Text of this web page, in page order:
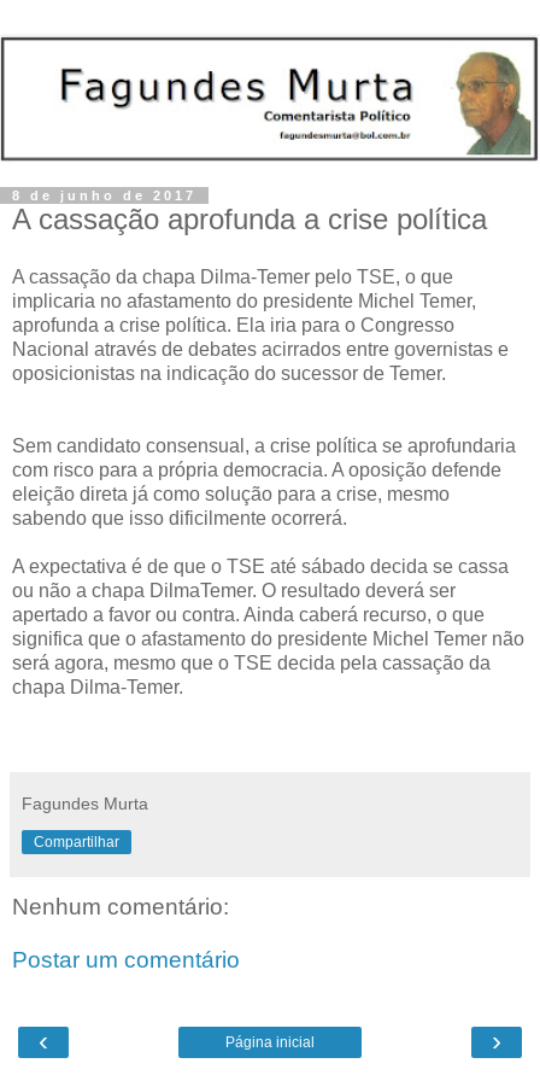
8 de junho de 2017
A cassação aprofunda a crise política
A cassação da chapa Dilma-Temer pelo TSE, o que
implicaria no afastamento do presidente Michel Temer,
aprofunda a crise política. Ela iria para o Congresso
Nacional através de debates acirrados entre governistas e
oposicionistas na indicação do sucessor de Temer.
Sem candidato consensual, a crise política se aprofundaria
com risco para a própria democracia. A oposição defende
eleição direta já como solução para a crise, mesmo
sabendo que isso dificilmente ocorrerá.
A expectativa é de que o TSE até sábado decida se cassa
ou não a chapa DilmaTemer. O resultado deverá ser
apertado a favor ou contra. Ainda caberá recurso, o que
significa que o afastamento do presidente Michel Temer não
será agora, mesmo que o TSE decida pela cassação da
chapa Dilma-Temer.
Fagundes Murta
Compartilhar
Nenhum comentário:
Postar um comentário
‹ ›
Página inicial